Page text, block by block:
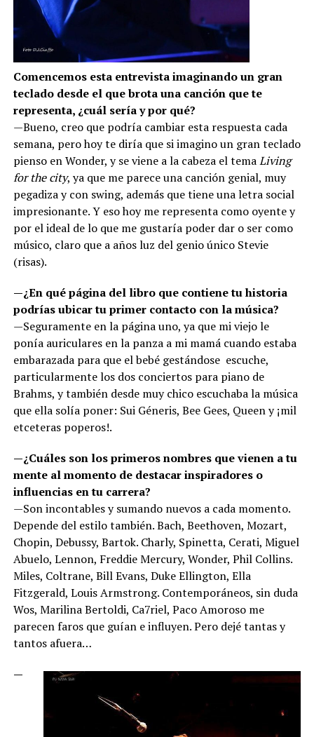
Comencemos esta entrevista imaginando un gran
teclado desde el que brota una canción que te
representa, ¿cuál sería y por qué?
—Bueno, creo que podría cambiar esta respuesta cada
semana, pero hoy te diría que si imagino un gran teclado
pienso en Wonder, y se viene a la cabeza el temaLiving
for the city, ya que me parece una canción genial, muy
pegadiza y con swing, además que tiene una letra social
impresionante. Y eso hoy me representa como oyente y
por el ideal de lo que me gustaría poder dar o ser como
músico, claro que a años luz del genio único Stevie
(risas).
—¿En qué página del libro que contiene tu historia
podrías ubicar tu primer contacto con la música?
—Seguramente en la página uno, ya que mi viejo le
ponía auriculares en la panza a mi mamá cuando estaba
embarazada para que el bebé gestándose escuche,
particularmente los dos conciertos para piano de
Brahms, y también desde muy chico escuchaba la música
que ella solía poner: Sui Géneris, Bee Gees, Queen y ¡mil
etceteras poperos!.
—¿Cuáles son los primeros nombres que vienen a tu
mente al momento de destacar inspiradores o
influencias en tu carrera?
—Son incontables y sumando nuevos a cada momento.
Depende del estilo también. Bach, Beethoven, Mozart,
Chopin, Debussy, Bartok. Charly, Spinetta, Cerati, Miguel
Abuelo, Lennon, Freddie Mercury, Wonder, Phil Collins.
Miles, Coltrane, Bill Evans, Duke Ellington, Ella
Fitzgerald, Louis Armstrong. Contemporáneos, sin duda
Wos, Marilina Bertoldi, Ca7riel, Paco Amoroso me
parecen faros que guían e influyen. Pero dejé tantas y
tantos afuera…
—